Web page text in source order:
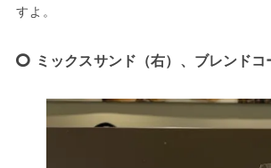
すよ。
ミックスサンド（右）、ブレンドコ